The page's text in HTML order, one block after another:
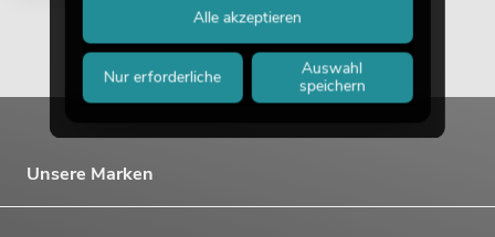
Unsere Marken
Nur erforderliche
Auswahl
speichern
Alle akzeptieren